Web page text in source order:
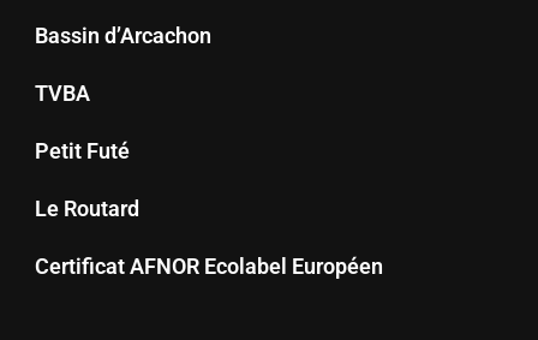
Bassin d’Arcachon
TVBA
Petit Futé
Le Routard
Certificat AFNOR Ecolabel Européen